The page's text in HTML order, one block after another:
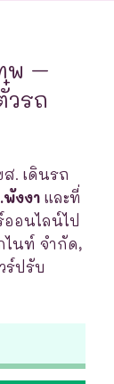
พ –
วรถ
. เดินรถ
งงา และที่
อนไลน์ไป
ไนท์ จำกัด,
ร์ปรับ